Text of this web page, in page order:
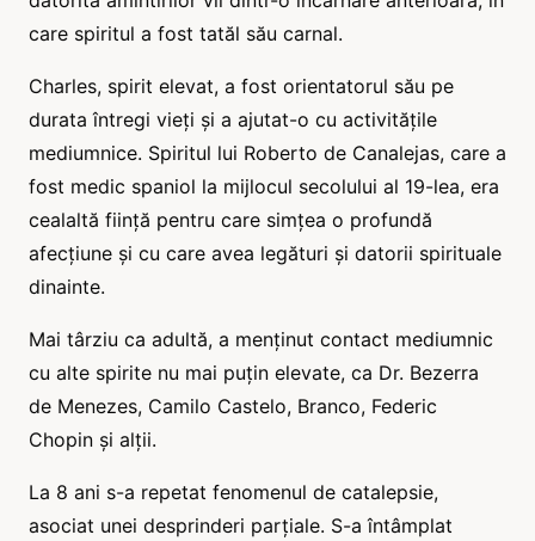
care spiritul a fost tatăl său carnal.
Charles, spirit elevat, a fost orientatorul său pe
durata întregi vieți și a ajutat-o cu activitățile
mediumnice. Spiritul lui Roberto de Canalejas, care a
fost medic spaniol la mijlocul secolului al 19-lea, era
cealaltă ființă pentru care simțea o profundă
afecțiune și cu care avea legături și datorii spirituale
dinainte.
Mai târziu ca adultă, a menținut contact mediumnic
cu alte spirite nu mai puțin elevate, ca Dr. Bezerra
de Menezes, Camilo Castelo, Branco, Federic
Chopin și alții.
La 8 ani s-a repetat fenomenul de catalepsie,
asociat unei desprinderi parțiale. S-a întâmplat